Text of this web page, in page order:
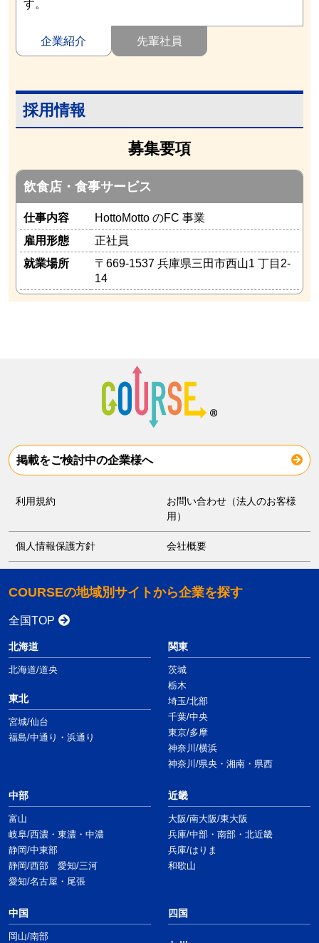
す。
企業紹介 先輩社員
採用情報
募集要項
飲食店・食事サービス
仕事内容
HottoMotto のFC 事業
雇用形態
正社員
就業場所
〒669-1537 兵庫県三田市西山1 丁目2-
14
掲載をご検討中の企業様へ
利用規約
お問い合わせ（法人のお客様
用）
個人情報保護方針 会社概要
COURSEの地域別サイトから企業を探す
全国TOP
北海道
北海道/道央
東北
宮城/仙台
福島/中通り・浜通り
関東
茨城
栃木
埼玉/北部
千葉/中央
東京/多摩
神奈川/横浜
神奈川/県央・湘南・県西
中部
富山
岐阜/西濃・東濃・中濃
静岡/中東部
静岡/西部 愛知/三河
愛知/名古屋・尾張
近畿
大阪/南大阪/東大阪
兵庫/中部・南部・北近畿
兵庫/はりま
和歌山
中国
岡山/南部
四国